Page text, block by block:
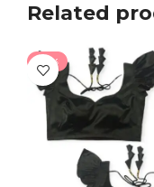
Related
-26%